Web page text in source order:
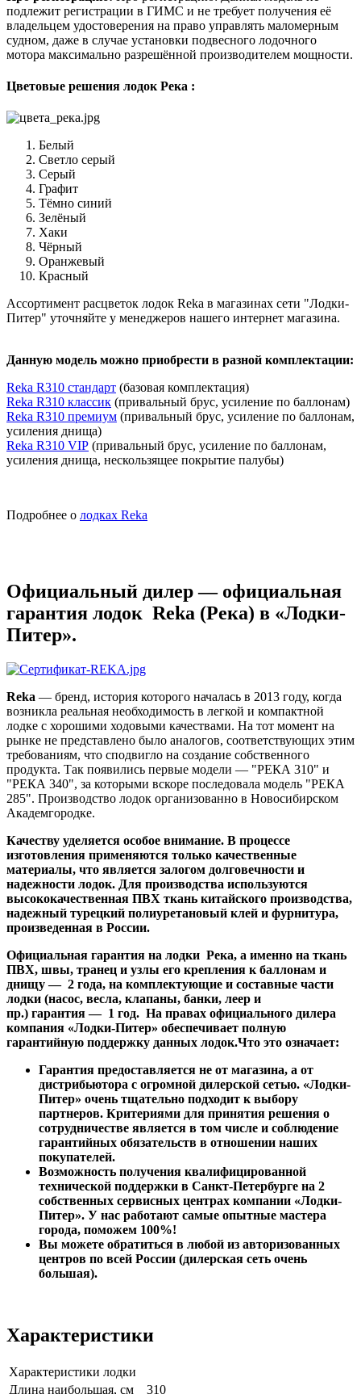
подлежит регистрации в ГИМС и не требует получения её
владельцем удостоверения на право управлять маломерным
судном, даже в случае установки подвесного лодочного
мотора максимально разрешённой производителем мощности.
Цветовые решения лодок Река :
Белый
Светло серый
Серый
Графит
Тёмно синий
Зелёный
Хаки
Чёрный
Оранжевый
Красный
Ассортимент расцветок лодок Reka в магазинах сети "Лодки-
Питер" уточняйте у менеджеров нашего интернет магазина.
Данную модель можно приобрести в разной комплектации:
Reka R310 стандарт (базовая комплектация)
Reka R310 классик (привальный брус, усиление по баллонам)
Reka R310 премиум (привальный брус, усиление по баллонам,
усиления днища)
Reka R310 VIP (привальный брус, усиление по баллонам,
усиления днища, нескользящее покрытие палубы)
Подробнее о лодках Reka
Официальный дилер — официальная
гарантия лодок Reka (Река) в «Лодки-
Питер».
Reka — бренд, история которого началась в 2013 году, когда
возникла реальная необходимость в легкой и компактной
лодке с хорошими ходовыми качествами. На тот момент на
рынке не представлено было аналогов, соответствующих этим
требованиям, что сподвигло на создание собственного
продукта. Так появились первые модели — "РЕКА 310" и
"РЕКА 340", за которыми вскоре последовала модель "РЕКА
285". Производство лодок организованно в Новосибирском
Академгородке.
Качеству уделяется особое внимание. В процессе
изготовления применяются только качественные
материалы, что является залогом долговечности и
надежности лодок. Для производства используются
высококачественная ПВХ ткань китайского производства,
надежный турецкий полиуретановый клей и фурнитура,
произведенная в России.
Официальная гарантия на лодки Река, а именно на ткань
ПВХ, швы, транец и узлы его крепления к баллонам и
днищу — 2 года, на комплектующие и составные части
лодки (насос, весла, клапаны, банки, леер и
пр.) гарантия — 1 год. На правах официального дилера
компания «Лодки-Питер» обеспечивает полную
гарантийную поддержку данных лодок.Что это означает:
Гарантия предоставляется не от магазина, а от
дистрибьютора с огромной дилерской сетью. «Лодки-
Питер» очень тщательно подходит к выбору
партнеров. Критериями для принятия решения о
сотрудничестве является в том числе и соблюдение
гарантийных обязательств в отношении наших
покупателей.
Возможность получения квалифицированной
технической поддержки в Санкт-Петербурге на 2
собственных сервисных центрах компании «Лодки-
Питер». У нас работают самые опытные мастера
города, поможем 100%!
Вы можете обратиться в любой из авторизованных
центров по всей России (дилерская сеть очень
большая).
Характеристики
Характеристики лодки
Длина наибольшая, см
310